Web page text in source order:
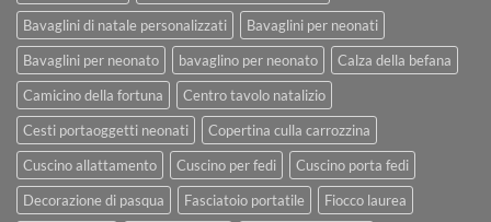
Bavaglini di natale personalizzati
Bavaglini per neonati
Bavaglini per neonato
bavaglino per neonato
Calza della befana
Camicino della fortuna
Centro tavolo natalizio
Cesti portaoggetti neonati
Copertina culla carrozzina
Cuscino allattamento
Cuscino per fedi
Cuscino porta fedi
Decorazione di pasqua
Fasciatoio portatile
Fiocco laurea